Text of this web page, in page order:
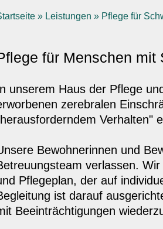
» Leistungen » Pflege für
für Menschen mit
unserem Haus der Pflege
zerebralen
Verhalten"
Bewohnerinnen und
verlassen.
Pflegeplan, der auf
ist darauf
Beeinträchtigungen